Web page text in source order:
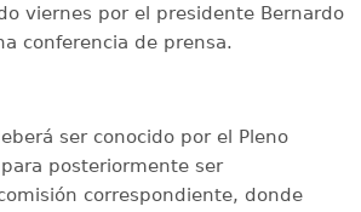
viernes por el presidente Bernardo
conferencia de prensa.
ser conocido por el Pleno
posteriormente ser
correspondiente, donde